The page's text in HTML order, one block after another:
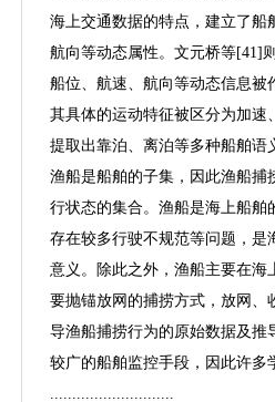
海上交通数据的特点，建立了船
航向等动态属性。文元桥等[41]
船位、航速、航向等动态信息被
其具体的运动特征被区分为加速
提取出靠泊、离泊等多种船舶语
渔船是船舶的子集，因此渔船捕
行状态的集合。渔船是海上船舶
存在较多行驶不规范等问题，是
意义。除此之外，渔船主要在海
要抛锚放网的捕捞方式，放网、
导渔船捕捞行为的原始数据及推
较广的船舶监控手段，因此许多